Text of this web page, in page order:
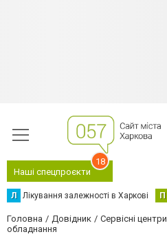
Наші спецпроєкти
18
Л Лікування залежності в Харкові П
Головна Довідник Сервісні центри
обладнання